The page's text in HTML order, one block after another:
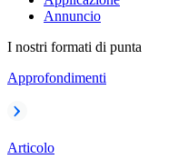
Annuncio
I nostri formati di punta
Approfondimenti
Articolo